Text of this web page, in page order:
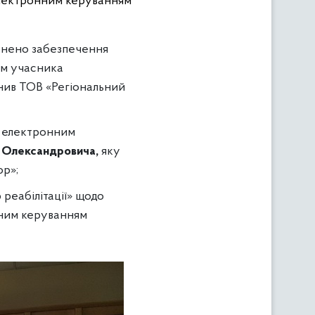
забезпечення
учасника
ТОВ «Регіональний
електронним
яку
щодо
керуванням